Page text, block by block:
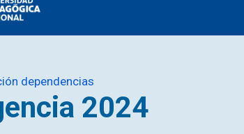
dependencias
2024